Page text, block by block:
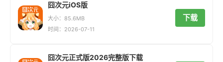
囧次元iOS版
大小：85.6MB
时间：2026-07-11
下载
囧次元正式版2026完整版下载